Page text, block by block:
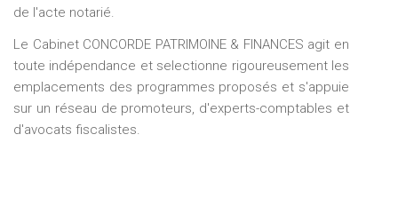
de l'acte notarié.
Le Cabinet CONCORDE PATRIMOINE & FINANCES agit en
toute indépendance et selectionne rigoureusement les
emplacements des programmes proposés et s'appuie
sur un réseau de promoteurs, d'experts-comptables et
d'avocats fiscalistes.